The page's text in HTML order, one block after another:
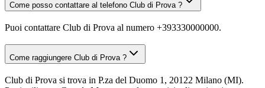
Come posso contattare al telefono Club di Prova ?
Puoi contattare Club di Prova al numero +393330000000.
Come raggiungere Club di Prova ?
Club di Prova si trova in P.za del Duomo 1, 20122 Milano (MI).